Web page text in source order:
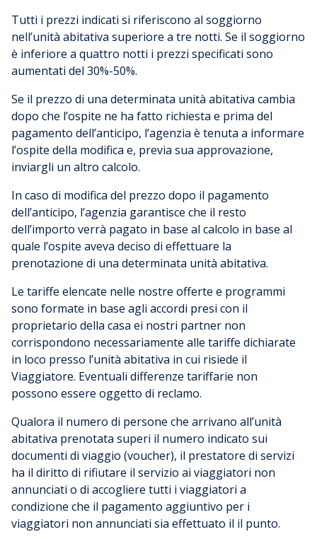
Tutti i prezzi indicati si riferiscono al soggiorno
nell’unità abitativa superiore a tre notti. Se il soggiorno
è inferiore a quattro notti i prezzi specificati sono
aumentati del 30%-50%.
Se il prezzo di una determinata unità abitativa cambia
dopo che l’ospite ne ha fatto richiesta e prima del
pagamento dell’anticipo, l’agenzia è tenuta a informare
l’ospite della modifica e, previa sua approvazione,
inviargli un altro calcolo.
In caso di modifica del prezzo dopo il pagamento
dell’anticipo, l’agenzia garantisce che il resto
dell’importo verrà pagato in base al calcolo in base al
quale l’ospite aveva deciso di effettuare la
prenotazione di una determinata unità abitativa.
Le tariffe elencate nelle nostre offerte e programmi
sono formate in base agli accordi presi con il
proprietario della casa ei nostri partner non
corrispondono necessariamente alle tariffe dichiarate
in loco presso l’unità abitativa in cui risiede il
Viaggiatore. Eventuali differenze tariffarie non
possono essere oggetto di reclamo.
Qualora il numero di persone che arrivano all’unità
abitativa prenotata superi il numero indicato sui
documenti di viaggio (voucher), il prestatore di servizi
ha il diritto di rifiutare il servizio ai viaggiatori non
annunciati o di accogliere tutti i viaggiatori a
condizione che il pagamento aggiuntivo per i
viaggiatori non annunciati sia effettuato il il punto.